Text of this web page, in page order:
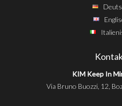
KIM Keep In
Via Bruno Buozzi, 12,